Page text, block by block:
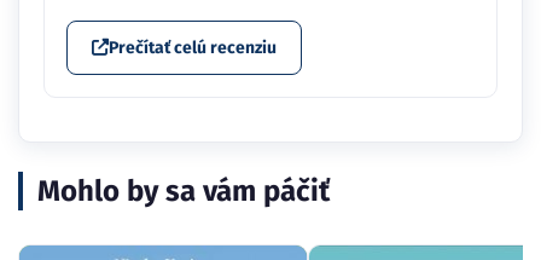
Prečítať celú recenziu
Mohlo by sa vám páčiť